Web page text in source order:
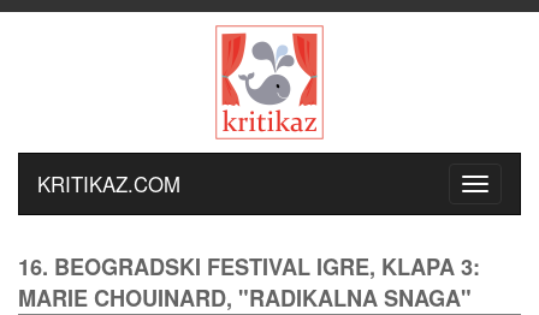
KRITIKAZ.COM
16. BEOGRADSKI FESTIVAL IGRE, KLAPA 3:
MARIE CHOUINARD, "RADIKALNA SNAGA"